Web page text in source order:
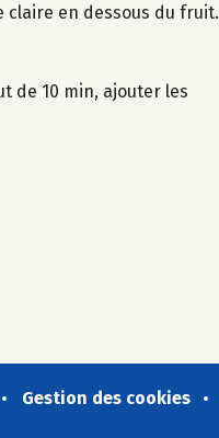
claire en dessous du fruit.
de 10 min, ajouter les
Gestion des cookies